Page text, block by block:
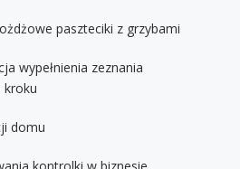
paszteciki z grzybami
wypełnienia zeznania
kroku
domu